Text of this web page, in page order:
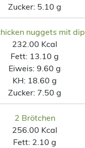
Zucker: 5.10 g
nuggets mit dip
232.00 Kcal
Fett: 13.10 g
Eiweis: 9.60 g
KH: 18.60 g
Zucker: 7.50 g
2 Brötchen
256.00 Kcal
Fett: 2.10 g